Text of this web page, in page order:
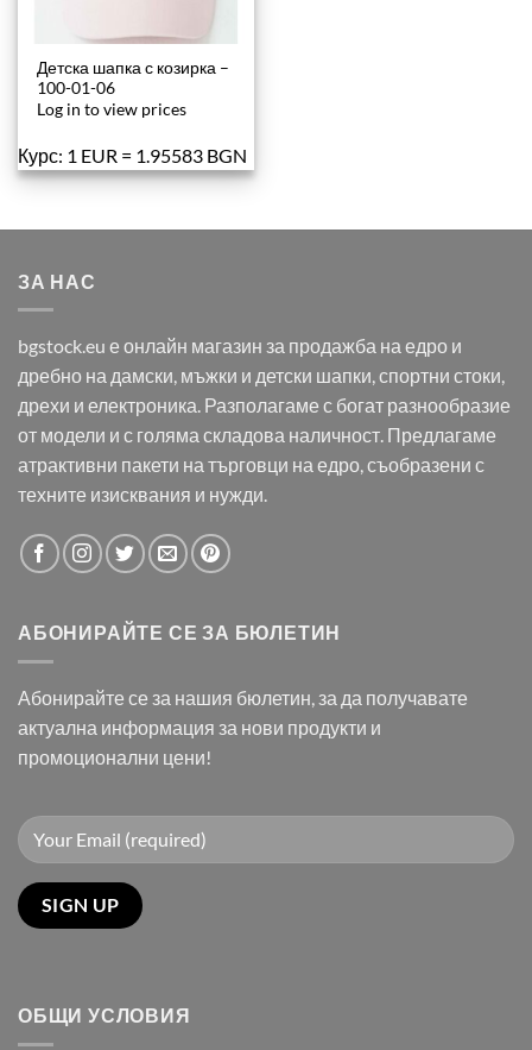
Детска шапка с козирка –
100-01-06
Log in to view prices
Курс: 1 EUR = 1.95583 BGN
ЗА НАС
bgstock.eu е онлайн магазин за продажба на едро и
дребно на дамски, мъжки и детски шапки, спортни стоки,
дрехи и електроника. Разполагаме с богат разнообразие
от модели и с голяма складова наличност. Предлагаме
атрактивни пакети на търговци на едро, съобразени с
техните изисквания и нужди.
АБОНИРАЙТЕ СЕ ЗА БЮЛЕТИН
Абонирайте се за нашия бюлетин, за да получавате
актуална информация за нови продукти и
промоционални цени!
ОБЩИ УСЛОВИЯ